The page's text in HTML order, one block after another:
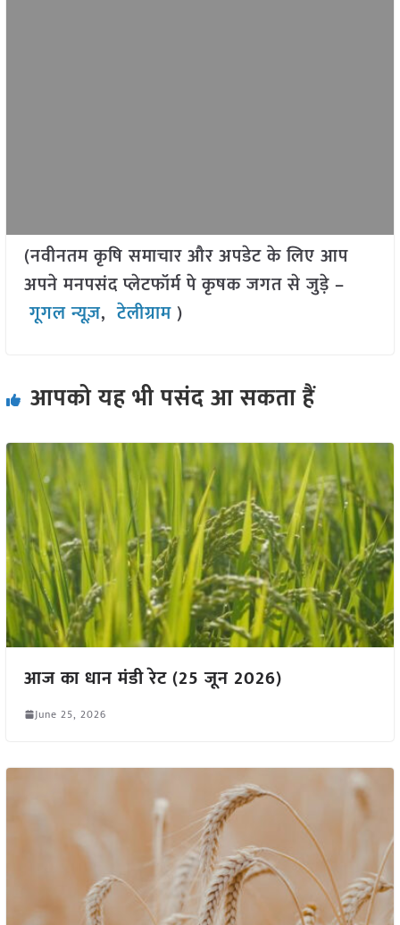
(नवीनतम कृषि समाचार और अपडेट के लिए आप
अपने मनपसंद प्लेटफॉर्म पे कृषक जगत से जुड़े –
गूगल न्यूज़,टेलीग्राम )
आपको यह भी पसंद आ सकता हैं
आज का धान मंडी रेट (25 जून 2026)
June 25, 2026